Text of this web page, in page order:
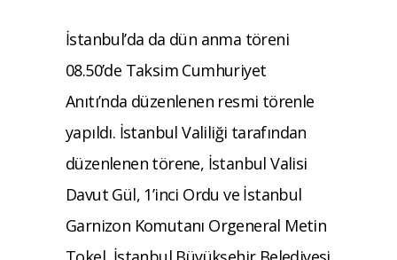
İstanbul’da da dün anma töreni
08.50’de Taksim Cumhuriyet
Anıtı’nda düzenlenen resmi törenle
yapıldı. İstanbul Valiliği tarafından
düzenlenen törene, İstanbul Valisi
Davut Gül, 1’inci Ordu ve İstanbul
Garnizon Komutanı Orgeneral Metin